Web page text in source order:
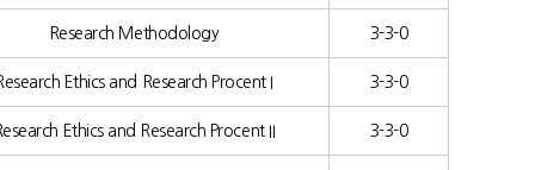
Research Methodology 3-3-0
Ethics and Research Procent I 3-3-0
Ethics and Research Procent II 3-3-0